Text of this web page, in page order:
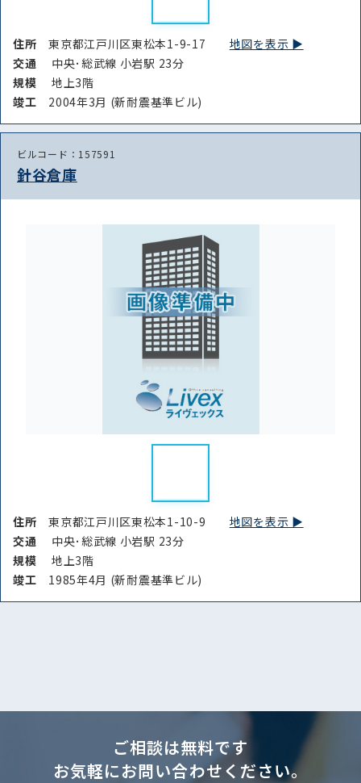
から探す から探す
条件を絞り込む
住所東京都江戸川区東松本1-9-17 地図を表示 ▶︎
交通
中央･総武線 小岩駅 23分
規模
地上3階
竣⼯ 2004年3月 (新耐震基準ビル)
ビルコード：157591
針谷倉庫
住所東京都江戸川区東松本1-10-9 地図を表示 ▶︎
交通
中央･総武線 小岩駅 23分
規模
地上3階
竣⼯ 1985年4月 (新耐震基準ビル)
ご相談は無料です
お気軽にお問い合わせください。